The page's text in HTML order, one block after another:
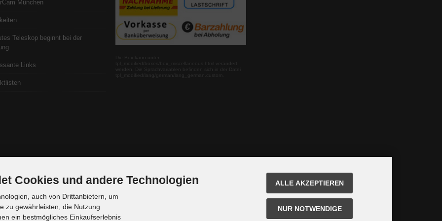
München
Teleskop beginnt bei der
Links
Die Box kann unter
tpl_modified/boxes/box_miscellaneous.html verändert
werden. Die Sprachvariablen befinden sich in der Datei
Cookies und andere Technologien
auch von Drittanbietern, um
zu gewährleisten, die Nutzung
ein bestmögliches Einkaufserlebnis
ALLE AKZEPTIEREN
NUR NOTWENDIGE